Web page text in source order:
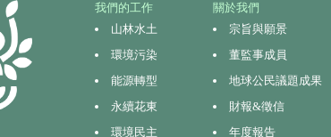
我們的工作
山林水土
環境污染
能源轉型
永續花東
環境民主
關於我們
宗旨與願景
董監事成員
地球公民議題成果
財報&徵信
年度報告